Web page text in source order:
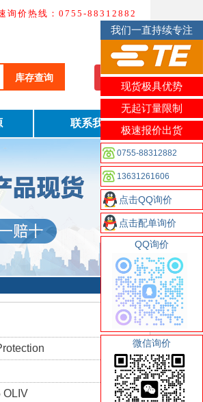
询价热线：0755-88312882
库存查询 我要询价
联系我们
OLIV
我们一直持续专注
现货极具优势
无起订量限制
极速报价出货
0755-88312882
13631261606
点击QQ询价
点击配单询价
QQ询价
微信询价